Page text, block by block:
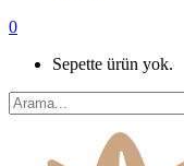
0
Sepette ürün yok.